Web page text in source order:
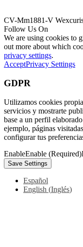
CV-Mm1881-V
Follow Us On
We are using cookies to
out more about which
privacy settings.
AcceptPrivacy Settings
GDPR
Utilizamos cookies
servicios y mostrarte
base a un perfil
ejemplo, páginas
configurar tus
EnableEnable (Required)
Español
English (Inglés)